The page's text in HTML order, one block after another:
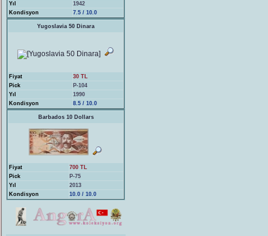
Yıl
1942
Kondisyon
7.5 / 10.0
Yugoslavia 50 Dinara
Fiyat
30 TL
Pick
P-104
Yıl
1990
Kondisyon
8.5 / 10.0
Barbados 10 Dollars
Fiyat
700 TL
Pick
P-75
Yıl
2013
Kondisyon
10.0 / 10.0